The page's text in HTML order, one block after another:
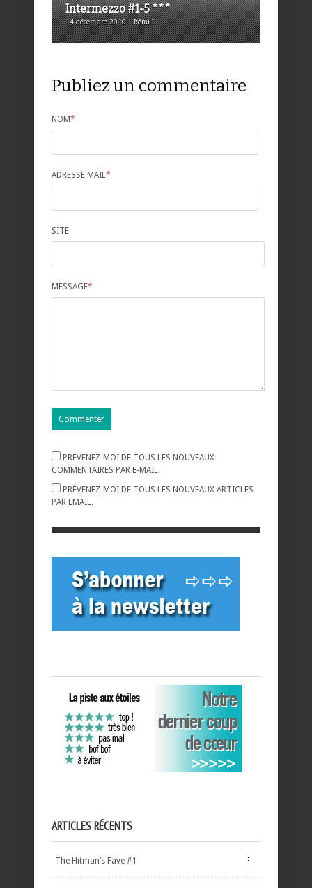
Intermezzo #1-5 ***
14 décembre 2010 | Rémi I.
Publiez un commentaire
NOM*
ADRESSE MAIL*
SITE
MESSAGE*
PRÉVENEZ-MOI DE TOUS LES NOUVEAUX
COMMENTAIRES PAR E-MAIL.
PRÉVENEZ-MOI DE TOUS LES NOUVEAUX ARTICLES
PAR EMAIL.
ARTICLES RÉCENTS
The Hitman’s Fave #1